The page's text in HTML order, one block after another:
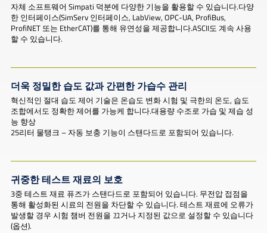
자체 소프트웨어 Simpati 덕분에 다양한 기능을 활용할 수 있습니다. 다양
한 인터페이스(SimServ 인터페이스, LabView, OPC-UA, ProfiBus,
ProfiNET 또는 EtherCAT)를 통해 유연성을 제공합니다. ASCII도 계속 사용
할 수 있습니다.
더욱 정밀한 습도 값과 간편한 가습수 관리
혁신적인 절대 습도 제어 기술은 온습도 변화 시험 및 극한의 온도, 습도
조합에서도 정확한 제어를 가능케 합니다. 대용량 수조로 가습 및 제습 성
능 향상
25리터 물탱크 – 자동 보충 기능이 스탠다드로 포함되어 있습니다.
귀중한 테스트 재료의 보호
3중 테스트 재료 퓨즈가 스탠다드로 포함되어 있습니다. 무전압 접점을
통해 활성화된 시료의 전원을 차단할 수 있습니다. 테스트 재료에 오류가
발생할 경우 시험 챔버 전원을 끄거나 지정된 값으로 설정할 수 있습니다
(옵션).